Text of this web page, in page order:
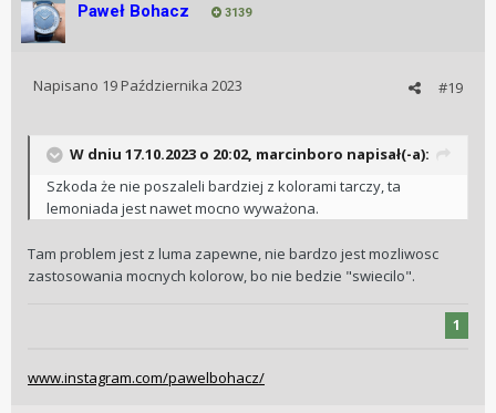
Paweł Bohacz 3139
#19
Napisano 19 Października 2023
W dniu 17.10.2023 o 20:02, marcinboro napisał(-a):
Szkoda że nie poszaleli bardziej z kolorami tarczy, ta
lemoniada jest nawet mocno wyważona.
Tam problem jest z luma zapewne, nie bardzo jest mozliwosc
zastosowania mocnych kolorow, bo nie bedzie "swiecilo".
1
www.instagram.com/pawelbohacz/